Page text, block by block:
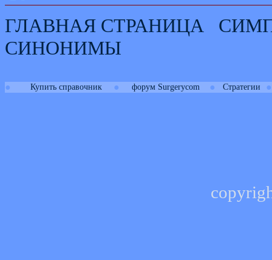
ГЛАВНАЯ СТРАНИЦА
СИНОНИМЫ
● Купить справочник ● форум Surgerycom ● Стратегии ●